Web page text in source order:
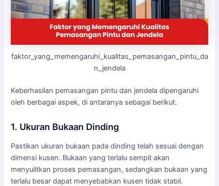
faktor_yang_memengaruhi_kualitas_pemasangan_pintu_da
n_jendela
Keberhasilan pemasangan pintu dan jendela dipengaruhi
oleh berbagai aspek, di antaranya sebagai berikut.
1. Ukuran Bukaan Dinding
Pastikan ukuran bukaan pada dinding telah sesuai dengan
dimensi kusen. Bukaan yang terlalu sempit akan
menyulitkan proses pemasangan, sedangkan bukaan yang
terlalu besar dapat menyebabkan kusen tidak stabil.